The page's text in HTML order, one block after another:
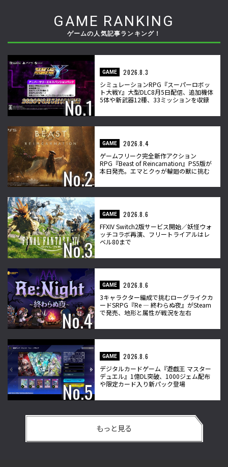
GAME RANKING
ゲームの人気記事ランキング！
GAME
2026.8.3
シミュレーションRPG『スーパーロボッ
ト大戦Y』大型DLC8月5日配信、追加機体
5体や新武器12種、33ミッションを収録
GAME
2026.8.4
ゲームフリーク完全新作アクション
RPG『Beast of Reincarnation』PS5版が
本日発売。エマとクゥが輪廻の獣に挑む
GAME
2026.8.6
FFXIV Switch2版サービス開始／妖怪ウォ
ッチコラボ再演、フリートライアルはレ
ベル80まで
GAME
2026.8.6
3キャラクター編成で挑むローグライクカ
ードSRPG『Re ― 終わらぬ夜』がSteam
で発売、地形と属性が戦況を左右
GAME
2026.8.6
デジタルカードゲーム『遊戯王 マスター
デュエル』1億DL突破、1000ジェム配布
や限定カード入り新パック登場
もっと見る